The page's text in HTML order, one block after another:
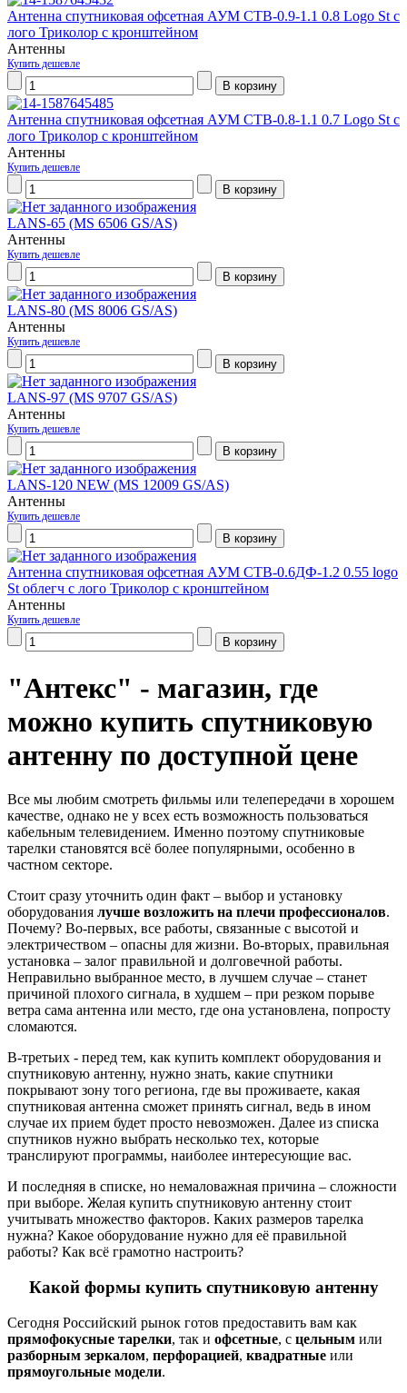
Антенна спутниковая офсетная АУМ CTB-0.9-1.1 0.8 Logo St с
лого Триколор с кронштейном
Антенны
Купить дешевле
Антенна спутниковая офсетная АУМ CTB-0.8-1.1 0.7 Logo St с
лого Триколор с кронштейном
Антенны
Купить дешевле
LANS-65 (MS 6506 GS/AS)
Антенны
Купить дешевле
LANS-80 (MS 8006 GS/AS)
Антенны
Купить дешевле
LANS-97 (MS 9707 GS/AS)
Антенны
Купить дешевле
LANS-120 NEW (MS 12009 GS/AS)
Антенны
Купить дешевле
Антенна спутниковая офсетная АУМ CTB-0.6ДФ-1.2 0.55 logo
St облегч с лого Триколор с кронштейном
Антенны
Купить дешевле
"Антекс" - магазин, где
можно купить спутниковую
антенну по доступной цене
Все мы любим смотреть фильмы или телепередачи в хорошем
качестве, однако не у всех есть возможность пользоваться
кабельным телевидением. Именно поэтому спутниковые
тарелки становятся всё более популярными, особенно в
частном секторе.
Стоит сразу уточнить один факт – выбор и установку
оборудования лучше возложить на плечи профессионалов.
Почему? Во-первых, все работы, связанные с высотой и
электричеством – опасны для жизни. Во-вторых, правильная
установка – залог правильной и долговечной работы.
Неправильно выбранное место, в лучшем случае – станет
причиной плохого сигнала, в худшем – при резком порыве
ветра сама антенна или место, где она установлена, попросту
сломаются.
В-третьих - перед тем, как купить комплект оборудования и
спутниковую антенну, нужно знать, какие спутники
покрывают зону того региона, где вы проживаете, какая
спутниковая антенна сможет принять сигнал, ведь в ином
случае их прием будет просто невозможен. Далее из списка
спутников нужно выбрать несколько тех, которые
транслируют программы, наиболее интересующие вас.
И последняя в списке, но немаловажная причина – сложности
при выборе. Желая купить спутниковую антенну стоит
учитывать множество факторов. Каких размеров тарелка
нужна? Какое оборудование нужно для её правильной
работы? Как всё грамотно настроить?
Какой формы купить спутниковую антенну
Сегодня Российский рынок готов предоставить вам как
прямофокусные тарелки, так и офсетные, с цельным или
разборным зеркалом, перфорацией, квадратные или
прямоугольные модели.